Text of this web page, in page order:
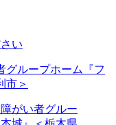
グループホーム『フ
市＞